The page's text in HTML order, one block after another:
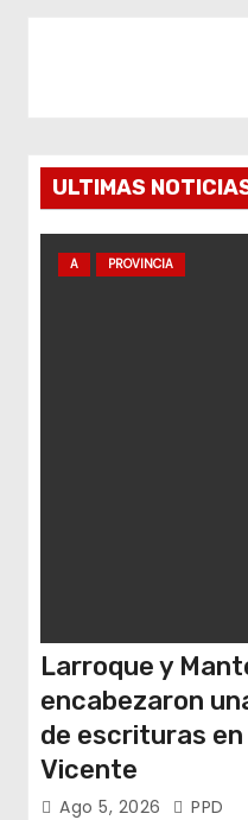
ULTIMAS
A PROVINCIA
Larroque y
encabezaron
de escrituras en
Vicente
Ago 5, 2026 PPD